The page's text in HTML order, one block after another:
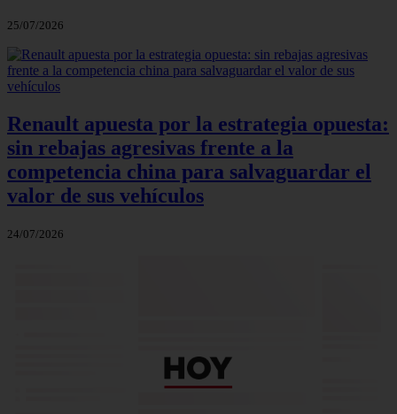
25/07/2026
Renault apuesta por la estrategia opuesta:
sin rebajas agresivas frente a la
competencia china para salvaguardar el
valor de sus vehículos
24/07/2026